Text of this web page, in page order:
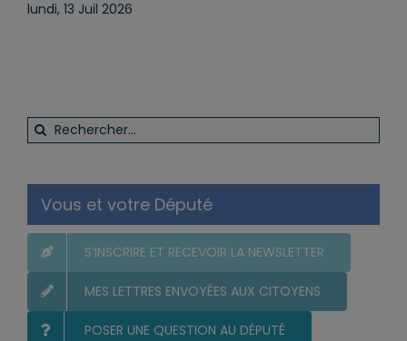
Rechercher:
Vous et votre Député
MES LETTRES ENVOYÉES AUX CITOYENS